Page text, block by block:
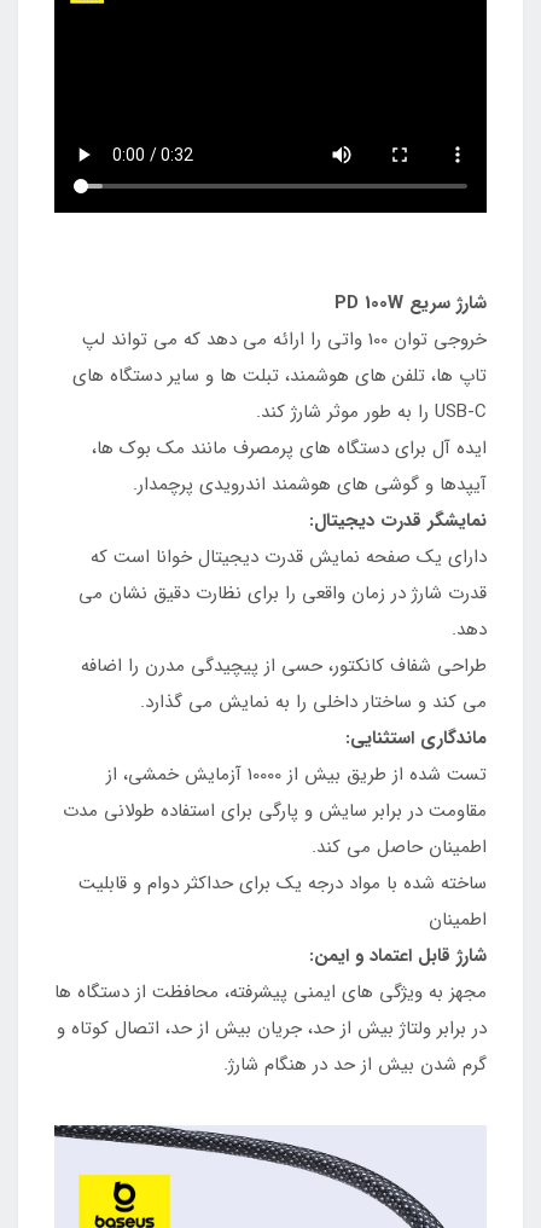
شارژ سریع PD 100W
خروجی توان 100 واتی را ارائه می دهد که می تواند لپ
تاپ ها، تلفن های هوشمند، تبلت ها و سایر دستگاه های
USB-C را به طور موثر شارژ کند.
ایده آل برای دستگاه های پرمصرف مانند مک بوک ها،
آیپدها و گوشی های هوشمند اندرویدی پرچمدار.
نمایشگر قدرت دیجیتال:
دارای یک صفحه نمایش قدرت دیجیتال خوانا است که
قدرت شارژ در زمان واقعی را برای نظارت دقیق نشان می
دهد.
طراحی شفاف کانکتور، حسی از پیچیدگی مدرن را اضافه
می کند و ساختار داخلی را به نمایش می گذارد.
ماندگاری استثنایی:
تست شده از طریق بیش از 10000 آزمایش خمشی، از
مقاومت در برابر سایش و پارگی برای استفاده طولانی مدت
اطمینان حاصل می کند.
ساخته شده با مواد درجه یک برای حداکثر دوام و قابلیت
اطمینان
شارژ قابل اعتماد و ایمن:
مجهز به ویژگی های ایمنی پیشرفته، محافظت از دستگاه ها
در برابر ولتاژ بیش از حد، جریان بیش از حد، اتصال کوتاه و
گرم شدن بیش از حد در هنگام شارژ.